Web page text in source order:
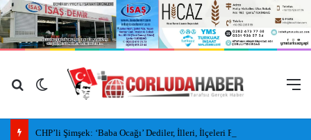
Arama yap ...
Dış görünümü değiştir